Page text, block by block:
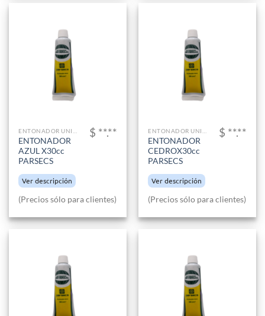
ENTONADOR
AZUL X30cc
PARSECS
Ver descripción
$ **.**
(Precios sólo para clientes)
ENTONADOR
CEDROX30cc
PARSECS
Ver descripción
$ **.**
(Precios sólo para clientes)